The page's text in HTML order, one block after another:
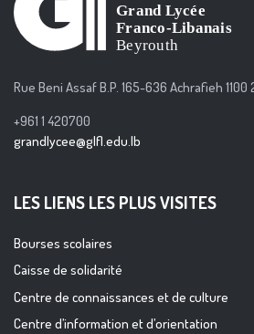
Rue Beni Assaf B.P. 165-636 Achrafieh
+961 1 420700
grandlycee@glfl.edu.lb
LES LIENS LES PLUS VISITES
Bourses scolaires
Caisse de solidarité
Centre de connaissances et de culture
Centre d’information et d’orientation